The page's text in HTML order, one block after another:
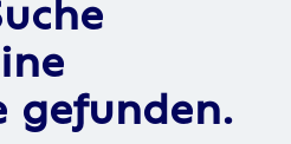
gefunden.